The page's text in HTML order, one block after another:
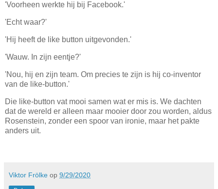
'Voorheen werkte hij bij Facebook.'
'Echt waar?'
'Hij heeft de like button uitgevonden.'
'Wauw. In zijn eentje?'
'Nou, hij en zijn team. Om precies te zijn is hij co-inventor
van de like-button.'
Die like-button vat mooi samen wat er mis is. We dachten
dat de wereld er alleen maar mooier door zou worden, aldus
Rosenstein, zonder een spoor van ironie, maar het pakte
anders uit.
Viktor Frölke op 9/29/2020